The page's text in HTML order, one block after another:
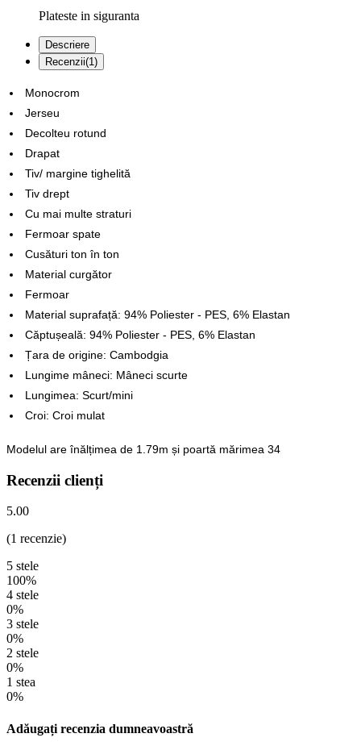
Plateste in siguranta
Descriere
Recenzii(1)
Monocrom
Jerseu
Decolteu rotund
Drapat
Tiv/ margine tighelită
Tiv drept
Cu mai multe straturi
Fermoar spate
Cusături ton în ton
Material curgător
Fermoar
Material suprafață: 94% Poliester - PES, 6% Elastan
Căptușeală: 94% Poliester - PES, 6% Elastan
Țara de origine: Cambodgia
Lungime mâneci: Mâneci scurte
Lungimea: Scurt/mini
Croi: Croi mulat
Modelul are înălțimea de 1.79m și poartă mărimea 34
Recenzii clienți
5.00
(1 recenzie)
5 stele
100%
4 stele
0%
3 stele
0%
2 stele
0%
1 stea
0%
Adăugați recenzia dumneavoastră